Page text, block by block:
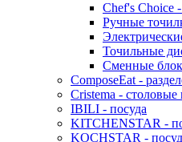
Chef's Choice
Ручные
Точильные
Сменные
ComposeEat -
Cristema -
IBILI - посуда
KITCHENSTAR -
KOCHSTAR -